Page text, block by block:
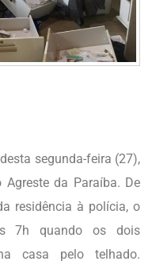
segunda-feira (27),
da Paraíba. De
residência à polícia, o
7h quando os dois
casa pelo telhado.